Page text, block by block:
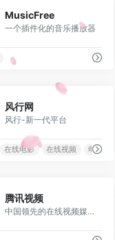
MusicFree
一个插件化的音乐播放器
风行网
风行-新一代平台
在线电影 在线视频 电影下载
腾讯视频
中国领先的在线视频媒体平台,海量高清视频在线观看